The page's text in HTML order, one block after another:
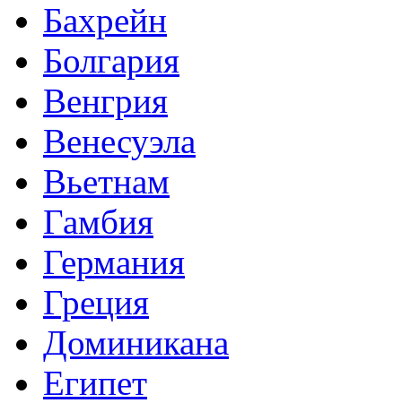
Бахрейн
Болгария
Венгрия
Венесуэла
Вьетнам
Гамбия
Германия
Греция
Доминикана
Египет